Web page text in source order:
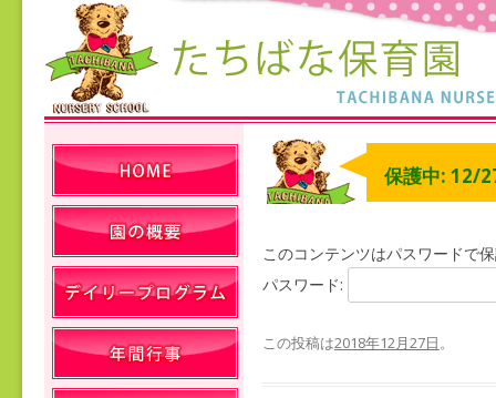
保護中: 12/
このコンテンツはパスワードで
パスワード:
この投稿は2018年12月27日。